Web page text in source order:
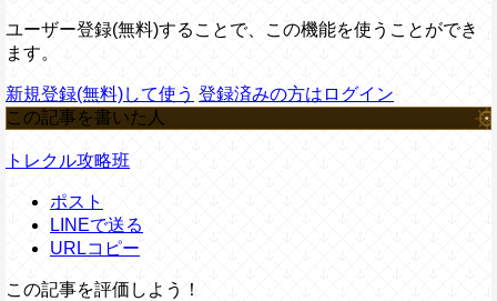
ユーザー登録(無料)することで、この機能を使うことができ
ます。
新規登録(無料)して使う 登録済みの方はログイン
この記事を書いた人
トレクル攻略班
ポスト
LINEで送る
URLコピー
この記事を評価しよう！